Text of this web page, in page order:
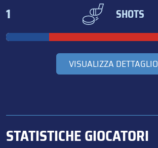
1 SHOTS
VISUALIZZA DETTAGLIO
STATISTICHE GIOCATORI